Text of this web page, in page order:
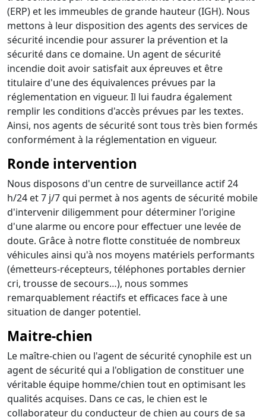
(ERP) et les immeubles de grande hauteur (IGH). Nous
mettons à leur disposition des agents des services de
sécurité incendie pour assurer la prévention et la
sécurité dans ce domaine. Un agent de sécurité
incendie doit avoir satisfait aux épreuves et être
titulaire d'une des équivalences prévues par la
réglementation en vigueur. Il lui faudra également
remplir les conditions d'accès prévues par les textes.
Ainsi, nos agents de sécurité sont tous très bien formés
conformément à la réglementation en vigueur.
Ronde intervention
Nous disposons d'un centre de surveillance actif 24
h/24 et 7 j/7 qui permet à nos agents de sécurité mobile
d'intervenir diligemment pour déterminer l'origine
d'une alarme ou encore pour effectuer une levée de
doute. Grâce à notre flotte constituée de nombreux
véhicules ainsi qu'à nos moyens matériels performants
(émetteurs-récepteurs, téléphones portables dernier
cri, trousse de secours…), nous sommes
remarquablement réactifs et efficaces face à une
situation de danger potentiel.
Maitre-chien
Le maître-chien ou l'agent de sécurité cynophile est un
agent de sécurité qui a l'obligation de constituer une
véritable équipe homme/chien tout en optimisant les
qualités acquises. Dans ce cas, le chien est le
collaborateur du conducteur de chien au cours de sa